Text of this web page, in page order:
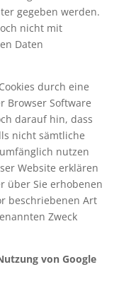
gegeben werden.
nicht mit
Daten
durch eine
Browser Software
darauf hin, dass
nicht sämtliche
nutzen
Website erklären
über Sie erhobenen
beschriebenen Art
Zweck
von Google